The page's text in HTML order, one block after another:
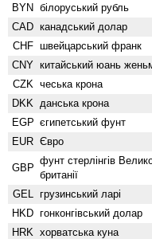
BYN білоруський рубль
CAD канадський долар
CHF швейцарський франк
CNY китайський юань
CZK чеська крона
DKK данська крона
EGP єгипетський фунт
EUR Євро
GBP
фунт стерлінгів
британії
GEL грузинський ларі
HKD гонконгівський долар
HRK хорватська куна